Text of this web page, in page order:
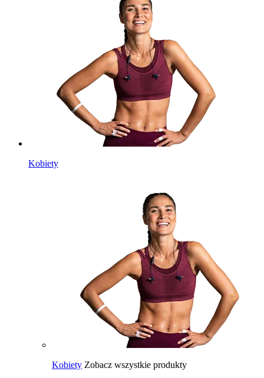
Kobiety
Kobiety Zobacz wszystkie produkty